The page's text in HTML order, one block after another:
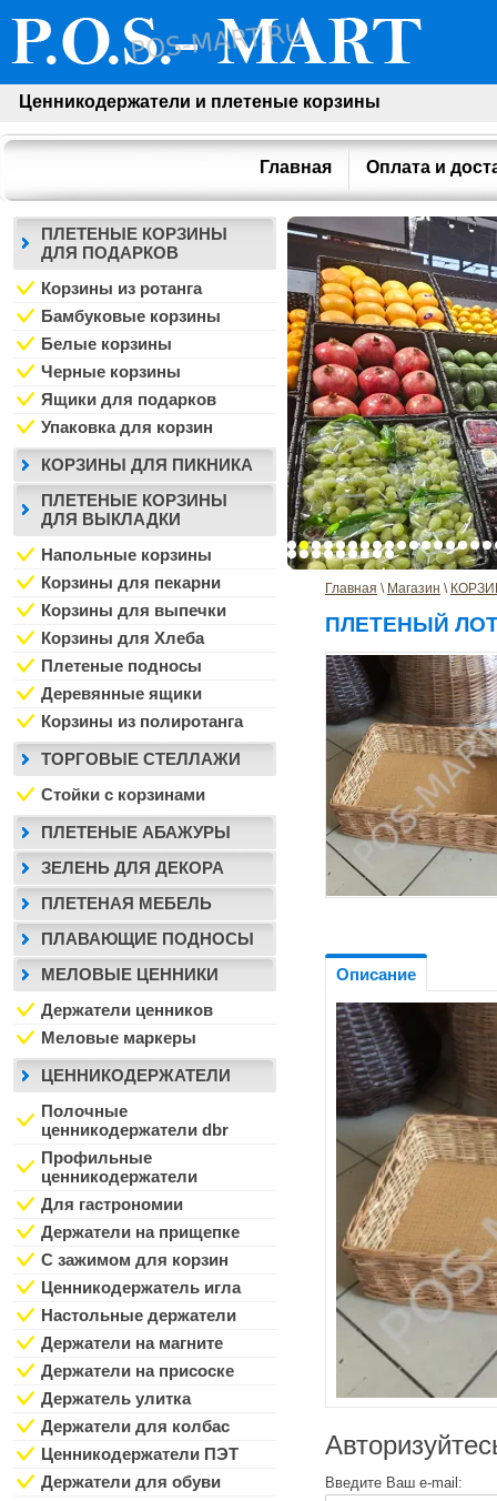
Ценникодержатели и плетеные корзины
Главная Оплата и
Главная \ Магазин \
ПЛЕТЕНЫЙ
Описание
Введите Ваш e-mail:
ПЛЕТЕНЫЕ КОРЗИНЫ
ДЛЯ ПОДАРКОВ
Корзины из ротанга
Бамбуковые корзины
Белые корзины
Черные корзины
Ящики для подарков
Упаковка для корзин
КОРЗИНЫ ДЛЯ ПИКНИКА
ПЛЕТЕНЫЕ КОРЗИНЫ
ДЛЯ ВЫКЛАДКИ
Напольные корзины
Корзины для пекарни
Корзины для выпечки
Корзины для Хлеба
Плетеные подносы
Деревянные ящики
Корзины из полиротанга
ТОРГОВЫЕ СТЕЛЛАЖИ
Стойки с корзинами
ПЛЕТЕНЫЕ АБАЖУРЫ
ЗЕЛЕНЬ ДЛЯ ДЕКОРА
ПЛЕТЕНАЯ МЕБЕЛЬ
ПЛАВАЮЩИЕ ПОДНОСЫ
МЕЛОВЫЕ ЦЕННИКИ
Держатели ценников
Меловые маркеры
ЦЕННИКОДЕРЖАТЕЛИ
Полочные
ценникодержатели dbr
Профильные
ценникодержатели
Для гастрономии
Держатели на прищепке
С зажимом для корзин
Ценникодержатель игла
Настольные держатели
Держатели на магните
Держатели на присоске
Держатель улитка
Держатели для колбас
Ценникодержатели ПЭТ
Держатели для обуви